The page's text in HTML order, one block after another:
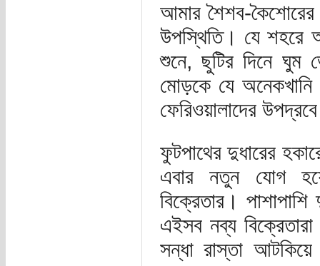
আমার শৈশব-কৈশোরের
উপস্থিতি। যে শহরে
শুনে, ছুটির দিনে ঘুম
মোড়কে যে অনেকখানি
ফেরিওয়ালাদের
ফুটপাথের দুধারের
এবার নতুন যোগ
বিক্রেতার।
এইসব নব্য
সন্ধা রাস্তা